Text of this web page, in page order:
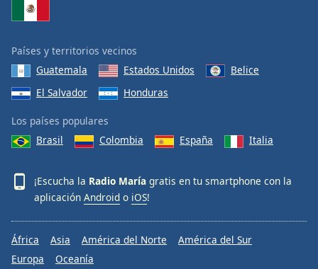
Países y territorios vecinos
Guatemala
Estados Unidos
Belice
El Salvador
Honduras
Los países populares
Brasil
Colombia España Italia
¡Escucha la Radio María gratis en tu smartphone con la
aplicación Android o iOS!
África Asia América del Norte
América del Sur
Europa
Oceanía